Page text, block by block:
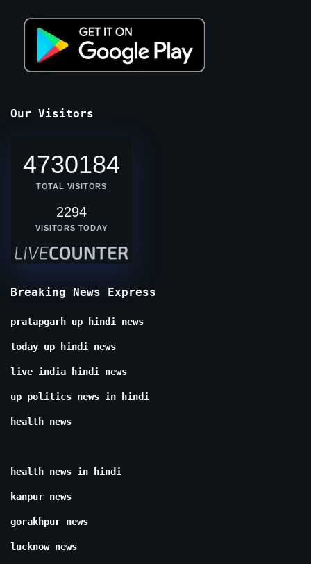
Our Visitors
4730184
TOTAL VISITORS
2294
VISITORS TODAY
Breaking News Express
pratapgarh up hindi news
today up hindi news
live india hindi news
up politics news in hindi
health news
health news in hindi
kanpur news
gorakhpur news
lucknow news